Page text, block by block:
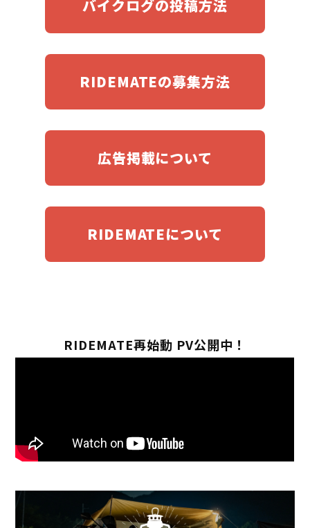
バイクログの投稿方法
RIDEMATEの募集方法
広告掲載について
RIDEMATEについて
RIDEMATE再始動 PV公開中！